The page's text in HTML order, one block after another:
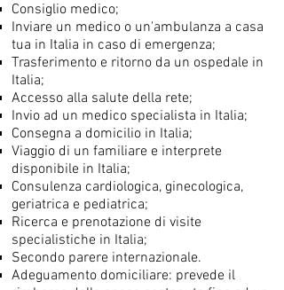
Consiglio medico;
Inviare un medico o un'ambulanza a casa
tua in Italia in caso di emergenza;
Trasferimento e ritorno da un ospedale in
Italia;
Accesso alla salute della rete;
Invio ad un medico specialista in Italia;
Consegna a domicilio in Italia;
Viaggio di un familiare e interprete
disponibile in Italia;
Consulenza cardiologica, ginecologica,
geriatrica e pediatrica;
Ricerca e prenotazione di visite
specialistiche in Italia;
Secondo parere internazionale.
Adeguamento domiciliare: prevede il